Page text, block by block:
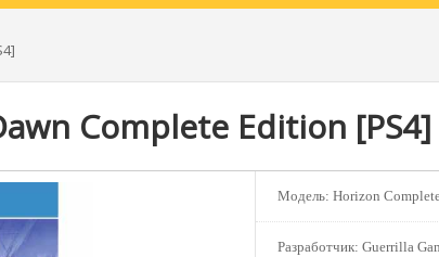
Complete Edition [PS4]
Модель: Horizon
Разработчик: Guerrilla